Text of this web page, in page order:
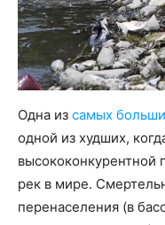
Одна из самых
одной из худших,
высококонкурентной
рек в мире.
перенаселения (в